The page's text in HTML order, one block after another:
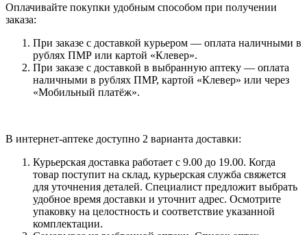
Оплачивайте покупки удобным способом при получении
заказа:
При заказе с доставкой курьером — оплата наличными в
рублях ПМР или картой «Клевер».
При заказе с доставкой в выбранную аптеку — оплата
наличными в рублях ПМР, картой «Клевер» или через
«Мобильный платёж».
В интернет-аптеке доступно 2 варианта доставки:
Курьерская доставка работает с 9.00 до 19.00. Когда
товар поступит на склад, курьерская служба свяжется
для уточнения деталей. Специалист предложит выбрать
удобное время доставки и уточнит адрес. Осмотрите
упаковку на целостность и соответствие указанной
комплектации.